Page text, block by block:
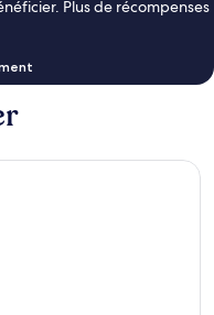
Plus de récompenses